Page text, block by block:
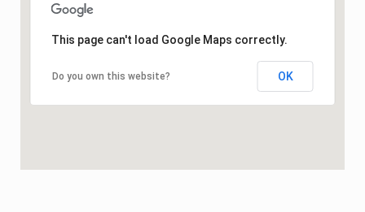
This page can't load Google Maps correctly.
Do you own this website? OK